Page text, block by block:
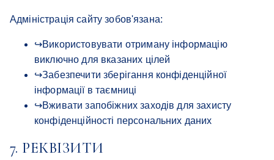
Адміністрація сайту зобов'язана:
↪Використовувати отриману інформацію
виключно для вказаних цілей
↪Забезпечити зберігання конфіденційної
інформації в таємниці
↪Вживати запобіжних заходів для захисту
конфіденційності персональних даних
7. РЕКВІЗИТИ